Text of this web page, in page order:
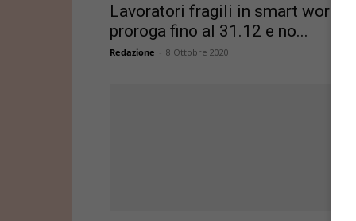
Lavoratori fragili in smart working,
proroga fino al 31.12 e no...
Redazione 8 Ottobre 2020